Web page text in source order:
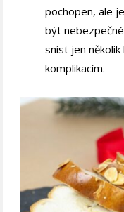
pochopen, ale
být
sníst jen
komplikacím.